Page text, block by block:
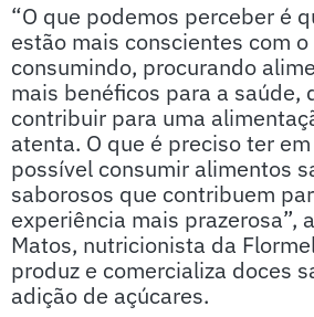
“O que podemos perceber é
estão mais conscientes com
consumindo, procurando
mais benéficos para a saúde,
contribuir para uma
atenta. O que é preciso ter
possível consumir alimentos
saborosos que contribuem
experiência mais prazerosa”,
Matos, nutricionista da
produz e comercializa doces
adição de açúcares.